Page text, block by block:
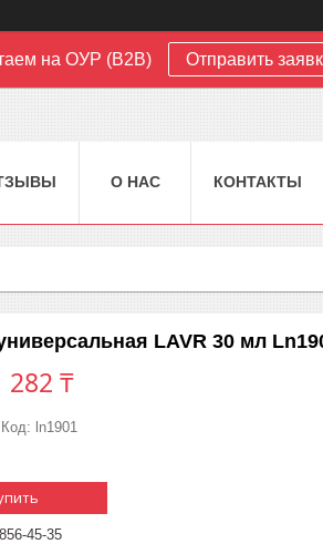
на ОУР (B2B) Отправить
О НАС КОНТАКТЫ
LAVR 30 мл
282 ₸
Код: ln1901
45-35